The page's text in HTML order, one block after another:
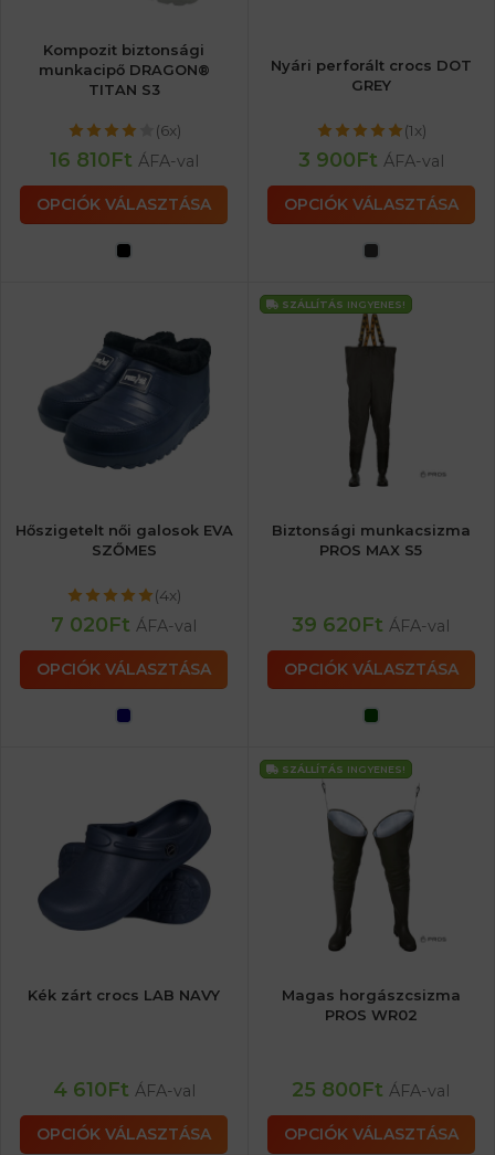
Kompozit biztonsági
munkacipő DRAGON®
TITAN S3
(6x)
16 810Ft ÁFA-val
OPCIÓK VÁLASZTÁSA
Nyári perforált crocs DOT
GREY
(1x)
3 900Ft ÁFA-val
OPCIÓK VÁLASZTÁSA
Hőszigetelt női galosok EVA
SZŐMES
(4x)
7 020Ft ÁFA-val
OPCIÓK VÁLASZTÁSA
SZÁLLÍTÁS INGYENES!
Biztonsági munkacsizma
PROS MAX S5
39 620Ft ÁFA-val
OPCIÓK VÁLASZTÁSA
Kék zárt crocs LAB NAVY
4 610Ft ÁFA-val
OPCIÓK VÁLASZTÁSA
SZÁLLÍTÁS INGYENES!
Magas horgászcsizma
PROS WR02
25 800Ft ÁFA-val
OPCIÓK VÁLASZTÁSA